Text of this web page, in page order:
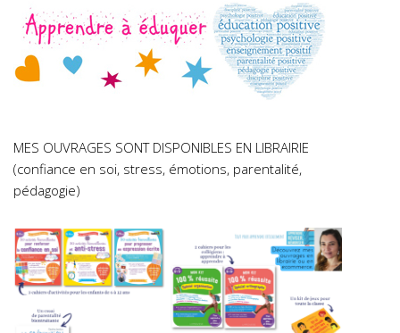
MES OUVRAGES SONT DISPONIBLES EN LIBRAIRIE
(confiance en soi, stress, émotions, parentalité,
pédagogie)